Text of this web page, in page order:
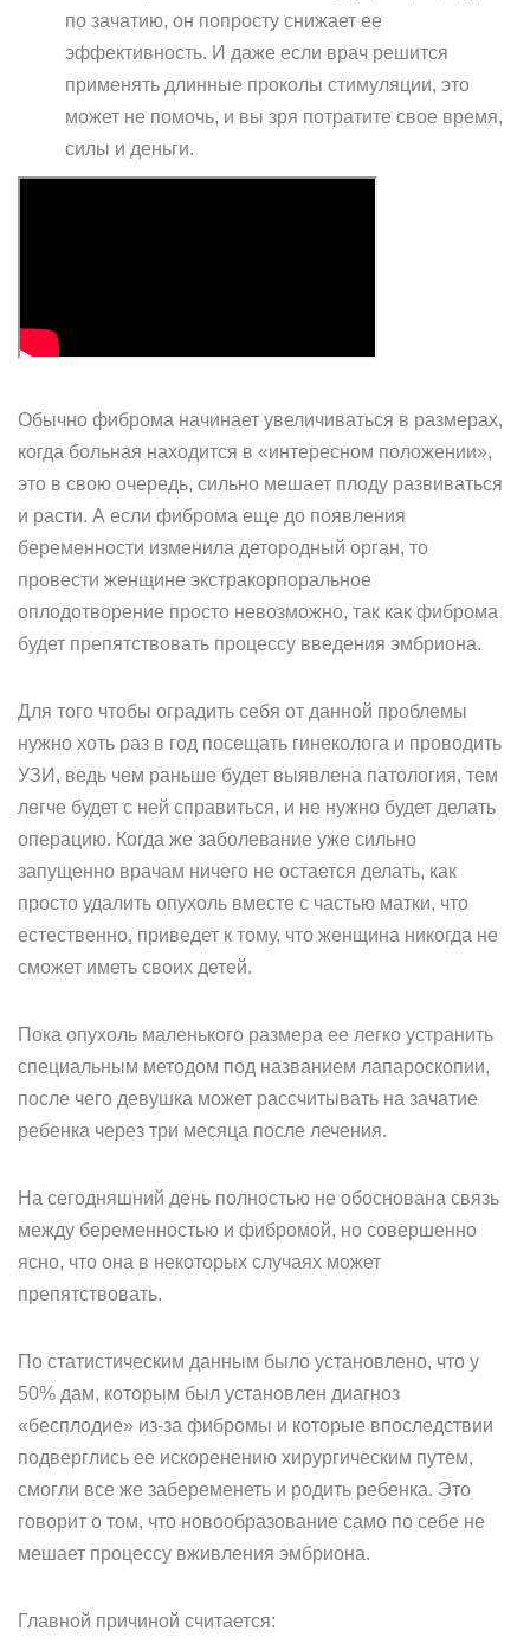
по зачатию, он попросту снижает ее
эффективность. И даже если врач решится
применять длинные проколы стимуляции, это
может не помочь, и вы зря потратите свое время,
силы и деньги.
Обычно фиброма начинает увеличиваться в размерах,
когда больная находится в «интересном положении»,
это в свою очередь, сильно мешает плоду развиваться
и расти. А если фиброма еще до появления
беременности изменила детородный орган, то
провести женщине экстракорпоральное
оплодотворение просто невозможно, так как фиброма
будет препятствовать процессу введения эмбриона.
Для того чтобы оградить себя от данной проблемы
нужно хоть раз в год посещать гинеколога и проводить
УЗИ, ведь чем раньше будет выявлена патология, тем
легче будет с ней справиться, и не нужно будет делать
операцию. Когда же заболевание уже сильно
запущенно врачам ничего не остается делать, как
просто удалить опухоль вместе с частью матки, что
естественно, приведет к тому, что женщина никогда не
сможет иметь своих детей.
Пока опухоль маленького размера ее легко устранить
специальным методом под названием лапароскопии,
после чего девушка может рассчитывать на зачатие
ребенка через три месяца после лечения.
На сегодняшний день полностью не обоснована связь
между беременностью и фибромой, но совершенно
ясно, что она в некоторых случаях может
препятствовать.
По статистическим данным было установлено, что у
50% дам, которым был установлен диагноз
«бесплодие» из-за фибромы и которые впоследствии
подверглись ее искоренению хирургическим путем,
смогли все же забеременеть и родить ребенка. Это
говорит о том, что новообразование само по себе не
мешает процессу вживления эмбриона.
Главной причиной считается: